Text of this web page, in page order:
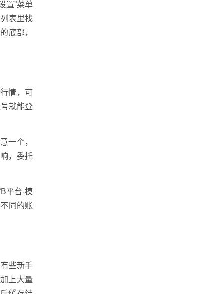
置”菜单
表里找
底部，
情，可
就能登
一个，
，委托
平台-模
同的账
些新手
上大量